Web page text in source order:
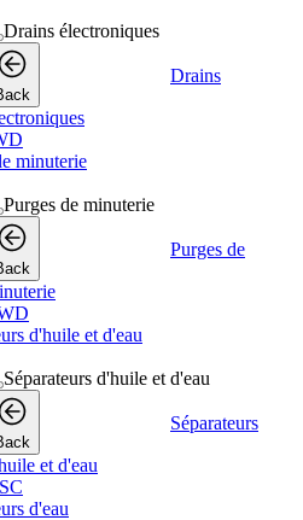
Drains électroniques
Drains
minuterie
Purges de minuterie
Purges de
d'huile et d'eau
Séparateurs d'huile et d'eau
Séparateurs
et d'eau
d'eau